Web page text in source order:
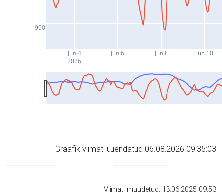
Jun 4
2026
Jun 6 Jun 8 Jun 10
990
Graafik viimati uuendatud 06.08.2026 09:35:03
Viimati muudetud: 13.06.2025 09:53